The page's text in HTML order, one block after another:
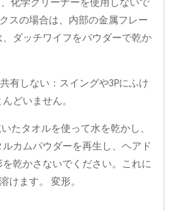
化学クリーナーを使用しないで
スの場合は、内部の金属フレー
ダッチワイフをパウダーで乾か
有しない：スイングや3Pにふけ
どいません。
たタオルを使って水を乾かし、
カムパウダーを再生し、ヘアド
乾かさないでください。これに
けます。 変形。